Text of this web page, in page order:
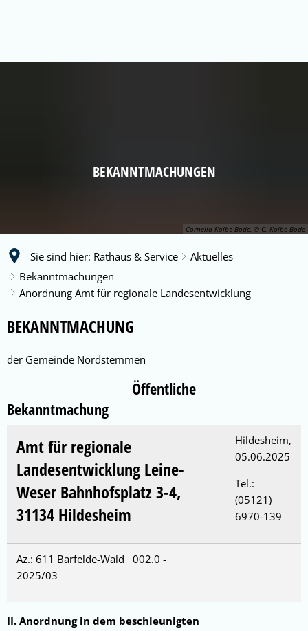
Cornelia Kolbe-Bode, © C. Kolbe-Bode
BEKANNTMACHUNGEN
Sie sind hier: Rathaus & Service
Aktuelles
Bekanntmachungen
Anordnung Amt für regionale Landesentwicklung
Anordnung
für
Landesentwicklung
BEKANNTMACHUNG
der Gemeinde Nordstemmen
Öffentliche
Bekanntmachung
Amt für regionale
Landesentwicklung Leine-
Weser Bahnhofsplatz 3-4,
31134 Hildesheim
Hildesheim,
05.06.2025
Tel.:
(05121)
6970-139
Az.: 611 Barfelde-Wald 002.0 -
2025/03
II. Anordnung in dem beschleunigten